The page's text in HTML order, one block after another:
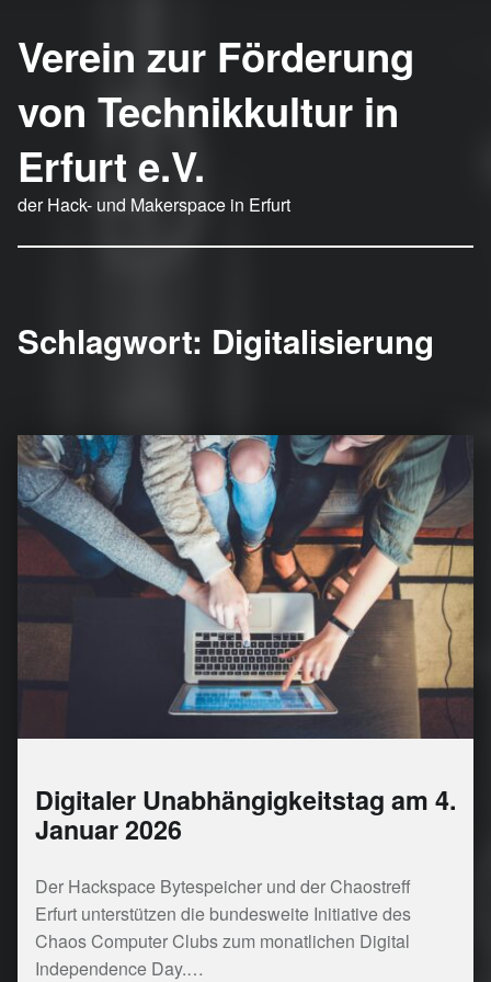
Verein zur Förderung
von Technikkultur in
Erfurt e.V.
der Hack- und Makerspace in Erfurt
Schlagwort: Digitalisierung
Digitaler Unabhängigkeitstag am 4.
Januar 2026
Der Hackspace Bytespeicher und der Chaostreff
Erfurt unterstützen die bundesweite Initiative des
Chaos Computer Clubs zum monatlichen Digital
Independence Day.…